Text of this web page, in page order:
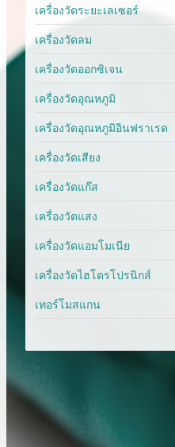
เครื่องวัดระยะเลเซอร์
เครื่องวัดลม
เครื่องวัดออกซิเจน
เครื่องวัดอุณหภูมิ
เครื่องวัดอุณหภูมิอินฟราเรด
เครื่องวัดเสียง
เครื่องวัดแก๊ส
เครื่องวัดแสง
เครื่องวัดแอมโมเนีย
เครื่องวัดไฮโดรโปรนิกส์
เทอร์โมสแกน